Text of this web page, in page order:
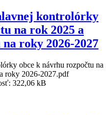
kontrolórky
na rok 2025 a
roky 2026-2027
obce k návrhu rozpočtu na
roky 2026-2027.pdf
322,06 kB